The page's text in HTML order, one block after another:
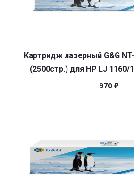
Картридж лазерный G&G
(2500стр.) для HP LJ 1160/
970 ₽